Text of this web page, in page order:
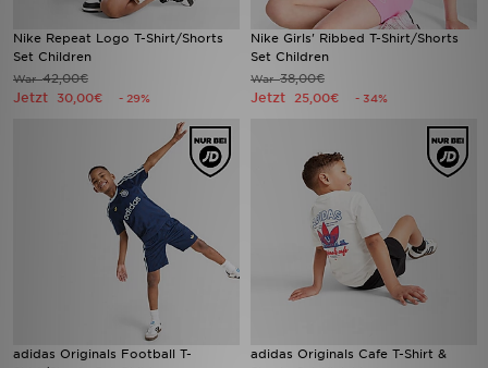
Nike Repeat Logo T-Shirt/Shorts
Set Children
War42,00€
Jetzt 30,00€ - 29%
Nike Girls' Ribbed T-Shirt/Shorts
Set Children
War38,00€
Jetzt 25,00€ - 34%
adidas Originals Football T-
adidas Originals Cafe T-Shirt &